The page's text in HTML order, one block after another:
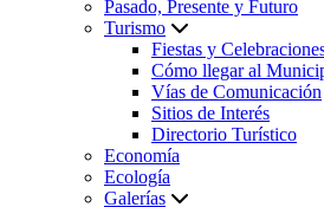
Pasado, Presente y Futuro
Turismo
Fiestas y
Cómo llegar al
Vías de Comunicación
Sitios de Interés
Directorio Turístico
Economía
Ecología
Galerías